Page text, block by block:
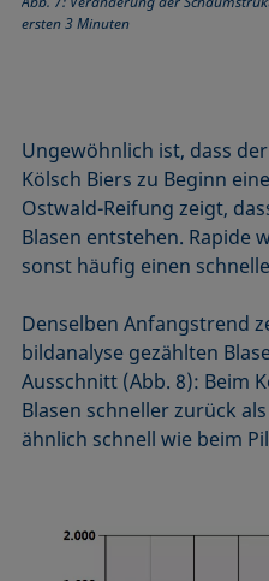
ersten 3 Minuten
Ungewöhnlich ist, dass
Kölsch Biers zu Beginn
Ostwald-Reifung zeigt,
Blasen entstehen. Rapide
sonst häufig einen
Denselben Anfangstrend
bildanalyse gezählten
Ausschnitt (Abb. 8): Beim
Blasen schneller zurück
ähnlich schnell wie beim